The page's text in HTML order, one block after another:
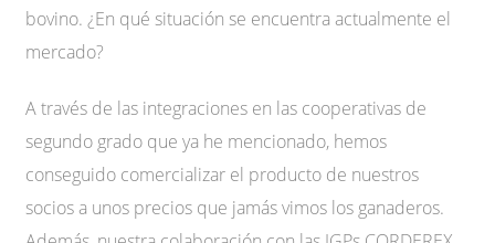
bovino. ¿En qué situación se encuentra actualmente el
mercado?
A través de las integraciones en las cooperativas de
segundo grado que ya he mencionado, hemos
conseguido comercializar el producto de nuestros
socios a unos precios que jamás vimos los ganaderos.